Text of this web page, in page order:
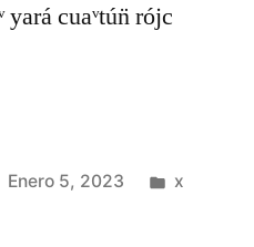
yará cuaᵛtún̈ rójc
Enero 5, 2023 x